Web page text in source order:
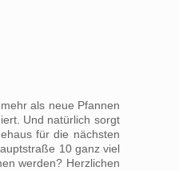
als neue Pfannen
Und natürlich sorgt
für die nächsten
10 ganz viel
werden? Herzlichen